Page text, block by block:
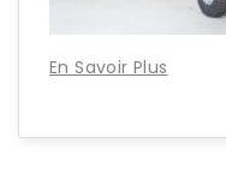
En Savoir Plus